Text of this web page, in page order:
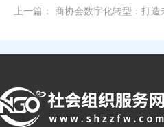
上一篇： 商协会数字化转型：打造